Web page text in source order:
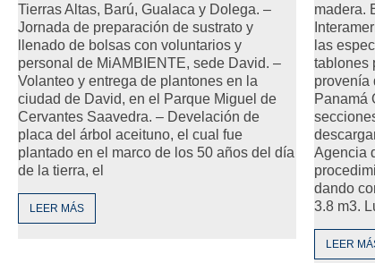
Tierras Altas, Barú, Gualaca y Dolega. –
Jornada de preparación de sustrato y
llenado de bolsas con voluntarios y
personal de MiAMBIENTE, sede David. –
Volanteo y entrega de plantones en la
ciudad de David, en el Parque Miguel de
Cervantes Saavedra. – Develación de
placa del árbol aceituno, el cual fue
plantado en el marco de los 50 años del día
de la tierra, el
LEER MÁS
madera.
las
tablones
provenía
Panamá
Agencia
dando
3.8 m3.
LEER